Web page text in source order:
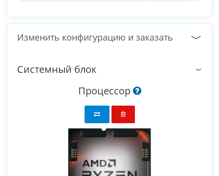
Изменить конфигурацию и заказать
Системный блок
Процессор